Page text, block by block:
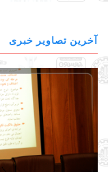
آخرین تصاویر خبری